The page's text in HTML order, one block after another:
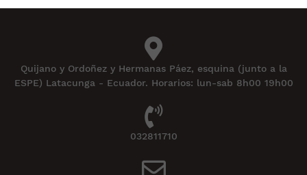
Quijano y Ordoñez y Hermanas Páez, esquina (junto a la
ESPE) Latacunga - Ecuador. Horarios: lun-sab 8h00 19h00
032811710